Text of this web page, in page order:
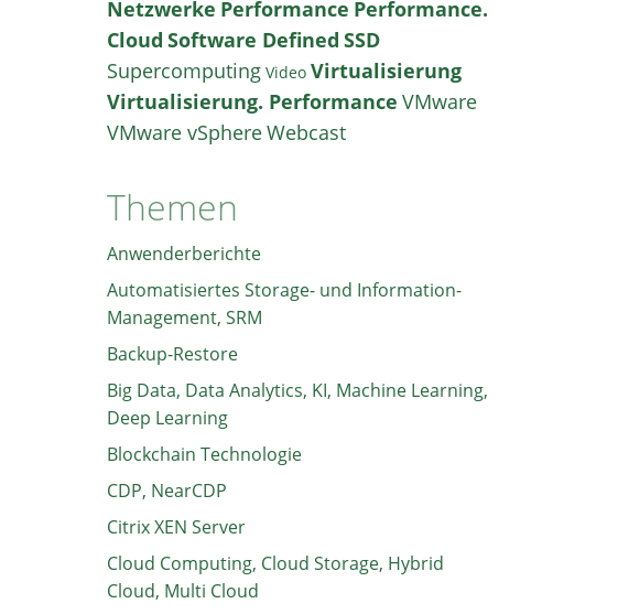
Netzwerke Performance Performance.
Cloud Software Defined SSD
Supercomputing Video Virtualisierung
Virtualisierung. Performance VMware
VMware vSphereWebcast
Themen
Anwenderberichte
Automatisiertes Storage- und Information-
Management, SRM
Backup-Restore
Big Data, Data Analytics, KI, Machine Learning,
Deep Learning
Blockchain Technologie
CDP, NearCDP
Citrix XEN Server
Cloud Computing, Cloud Storage, Hybrid
Cloud, Multi Cloud